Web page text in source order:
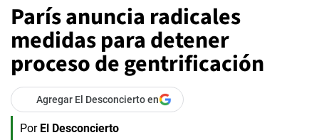
París anuncia radicales
medidas para detener
proceso de gentrificación
Agregar El Desconcierto en
Por El Desconcierto